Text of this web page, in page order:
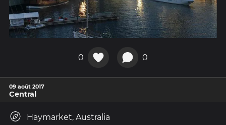
0 0
09 août 2017
Central
Haymarket, Australia